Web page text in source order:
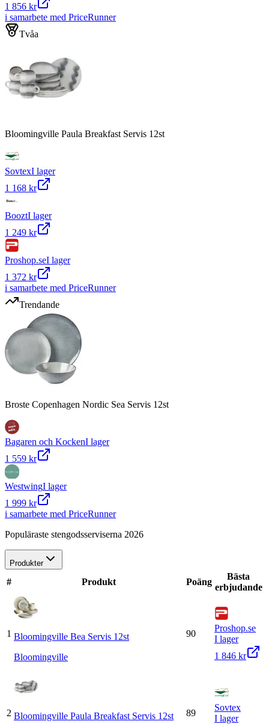
1 856 kr
i samarbete med PriceRunner
Tvåa
Bloomingville Paula Breakfast Servis 12st
SovtexI lager
1 168 kr
BooztI lager
1 249 kr
Proshop.seI lager
1 372 kr
i samarbete med PriceRunner
Trendande
Broste Copenhagen Nordic Sea Servis 12st
Bagaren och KockenI lager
1 559 kr
WestwingI lager
1 999 kr
i samarbete med PriceRunner
Populäraste stengodsserviserna 2026
Produkter
# Produkt Poäng
Bästa
erbjudande
1 Bloomingville Bea Servis 12st
Bloomingville
90
Proshop.se
I lager
1 846 kr
2 Bloomingville Paula Breakfast Servis 12st
89
Sovtex
I lager